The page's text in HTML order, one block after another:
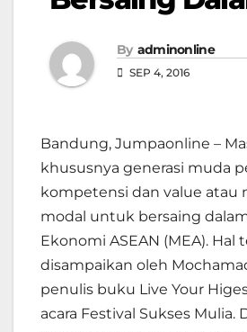
By adminonline
SEP 4, 2016
Bandung, Jumpaonline –
khususnya generasi muda
kompetensi dan value atau
modal untuk bersaing
Ekonomi ASEAN (MEA). Hal
disampaikan oleh
penulis buku Live Your
acara Festival Sukses Mulia.